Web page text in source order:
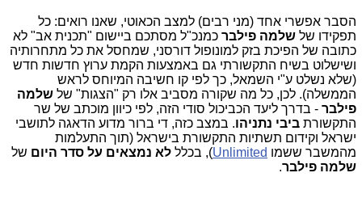
הסבר אפשרי אחד (מני רבים) למצב הכאוטי, שאנו רואים: כל
תפקידו של שלמה פילבר כמנכ"ל מסתכם ביישום "תכנית אב" לא
כתובה של הפיכת בזק למונופול דורסני, שמחסל את כל מתחרותיה
ושישלוט בשיח התקשורתי גם באמצעות הקמת ערוץ חדשות חדש
(שלא נשלט ע"י השמאל, כך לפי קו חשיבה המיוחס לראש
הממשלה). לכן, כל מה שקורה מסביב אלו רק "הצגות" של שלמה
פילבר - בדרך ליעד הכביכול סודי הזה, לפי כיוון מוכתב של שר
התקשורת ביבי נתניהו. במצב כזה, די ברור מדוע הדאגה לתושבי
ישראל וקידום תשתיות התקשורת בישראל (תוך התעלמות
מהמשבר ששמו Unlimited), בכלל לא נמצאים על סדר היום של
שלמה פילבר.